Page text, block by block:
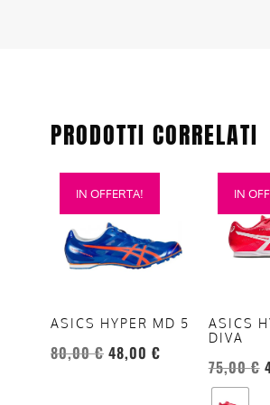
PRODOTTI CORRELATI
IN OFFERTA!
ASICS HYPER MD 5
80,00€ 48,00 €
Questo
prodotto
più
varianti.
opzioni
essere
IN
ASICS
DIVA
75,00€
Questo
prodotto
opzioni
possono
essere
scelte